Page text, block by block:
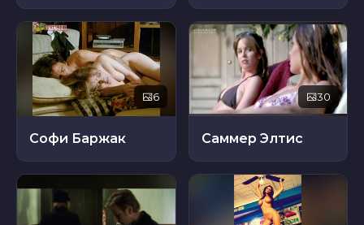
6
Софи Баржак
30
Саммер Элтис